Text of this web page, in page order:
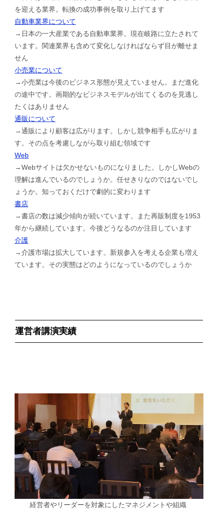
を迎える業界。転換の成功事例を取り上げてます
自動車業界について
→日本の一大産業である自動車業界。現在岐路に立たされて
います。関連業界も含めて変化しなければならず目が離せま
せん
小売業について
→小売業は今後のビジネス形態が見えていません。まだ進化
の途中です。画期的なビジネスモデルが出てくるのを見逃し
たくはありません
通販について
→通販により顧客は広がります。しかし競争相手も広がりま
す。その点を考慮しながら取り組む領域です
Web
→Webサイトは欠かせないものになりました。しかしWebの
理解は進んでいるのでしょうか。任せきりなのではないでし
ょうか。知っておくだけで劇的に変わります
書店
→書店の数は減少傾向が続いています。また再販制度を1953
年から継続しています。今後どうなるのか注目しています
介護
→介護市場は拡大しています。新規参入を考える企業も増え
ています。その実態はどのようになっているのでしょうか
運営者講演実績
経営者やリーダーを対象にしたマネジメントや組織